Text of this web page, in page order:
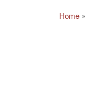
Home »